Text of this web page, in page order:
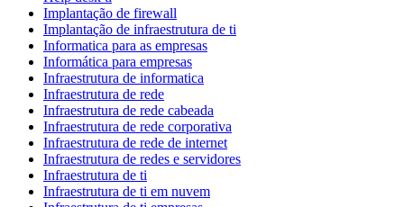
Implantação de firewall
Implantação de infraestrutura de ti
Informatica para as empresas
Informática para empresas
Infraestrutura de informatica
Infraestrutura de rede
Infraestrutura de rede cabeada
Infraestrutura de rede corporativa
Infraestrutura de rede de internet
Infraestrutura de redes e servidores
Infraestrutura de ti
Infraestrutura de ti em nuvem